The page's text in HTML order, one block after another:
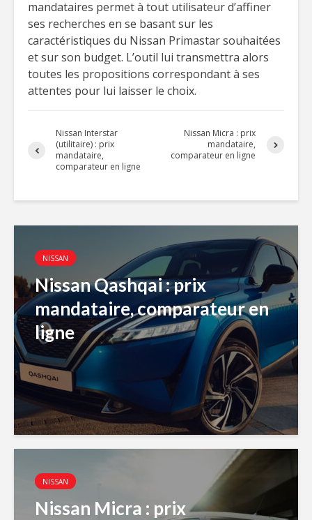
mandataires permet à tout utilisateur d’affiner
ses recherches en se basant sur les
caractéristiques du Nissan Primastar souhaitées
et sur son budget. L’outil lui transmettra alors
toutes les propositions correspondant à ses
attentes pour lui laisser le choix.
Nissan Interstar
(utilitaire) : prix
mandataire,
comparateur en ligne
Nissan Micra : prix
mandataire,
comparateur en ligne
NISSAN
Nissan Qashqai : prix
mandataire, comparateur en
ligne
NISSAN
Nissan Micra : prix